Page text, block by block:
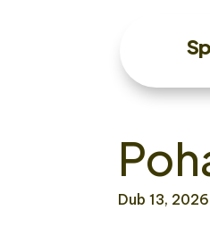
Dub 13, 2026